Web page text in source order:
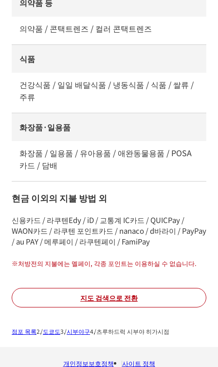
의약품 등
의약품 / 콘택트렌즈 / 컬러 콘택트렌즈
식품
건강식품 / 일일 배달식품 / 냉동식품 / 식품 / 쌀류 /
주류
화장품·일용품
화장품 / 일용품 / 유아용품 / 애완동물용품 / POSA
카드 / 담배
현금 이외의 지불 방법 외
신용카드 / 라쿠텐Edy / iD / 교통계 IC카드 / QUICPay /
WAON카드 / 라쿠텐 포인트카드 / nanaco / d바라이 / PayPay
/ au PAY / 메루페이 / 라쿠텐페이 / FamiPay
※처방전의 지불에는 멜페이, 각종 포인트는 이용하실 수 없습니다.
지도 검색으로 전환
점포 목록 도쿄도 시부야구 츠루하드럭 시부야 히가시점
개인정보보호정책 사이트 정책